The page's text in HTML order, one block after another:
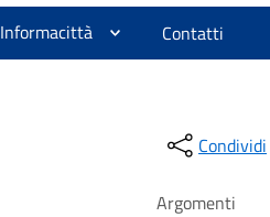
Informacittà Contatti
Condividi
Argomenti